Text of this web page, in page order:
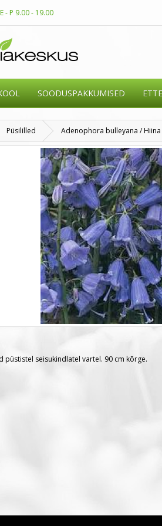
E - P 9.00 - 19.00
SOODUSPAKKUMISED
Püsililled Adenophora bulleyana / Hiina
püstistel seisukindlatel vartel. 90 cm kõrge.